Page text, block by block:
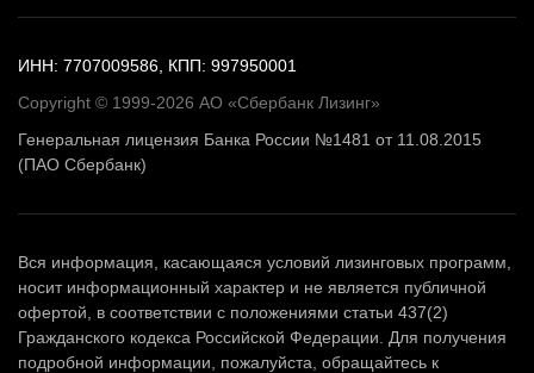
ИНН: 7707009586, КПП: 997950001
Copyright © 1999-2026 АО «Сбербанк Лизинг»
Генеральная лицензия Банка России №1481 от 11.08.2015
(ПАО Сбербанк)
Вся информация, касающаяся условий лизинговых программ,
носит информационный характер и не является публичной
офертой, в соответствии с положениями статьи 437(2)
Гражданского кодекса Российской Федерации. Для получения
подробной информации, пожалуйста, обращайтесь к